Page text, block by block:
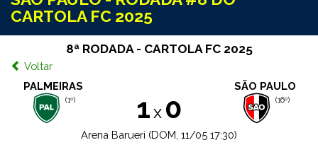
CARTOLA FC 2025
8ª RODADA - CARTOLA FC 2025
Voltar
PALMEIRAS
(1º) 1x 0
SÃO PAULO
(16º)
Arena Barueri (DOM, 11/05 17:30)